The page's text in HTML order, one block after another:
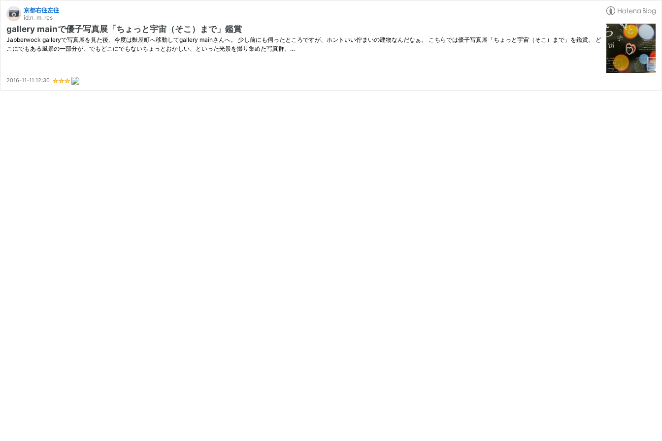
京都右往左往
id:n_m_res
gallery mainで優子写真展「ちょっと宇宙（そこ）まで」鑑賞
Jabberwock galleryで写真展を見た後、今度は麩屋町へ移動してgallery mainさんへ。 少し前にも伺ったところですが、ホントいい佇まいの建物なんだなぁ。 こちらでは優子写真展「ちょっと宇宙（そこ）まで」を鑑賞。 ど
こにでもある風景の一部分が、でもどこにでもないちょっとおかしい、といった光景を撮り集めた写真群。…
2016-11-11 12:30